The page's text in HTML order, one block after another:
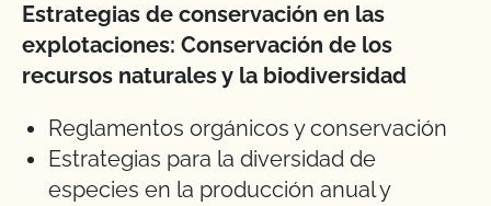
Estrategias de conservación en las
explotaciones: Conservación de los
recursos naturales y la biodiversidad
Reglamentos orgánicos y conservación
Estrategias para la diversidad de
especies en la producción anual y